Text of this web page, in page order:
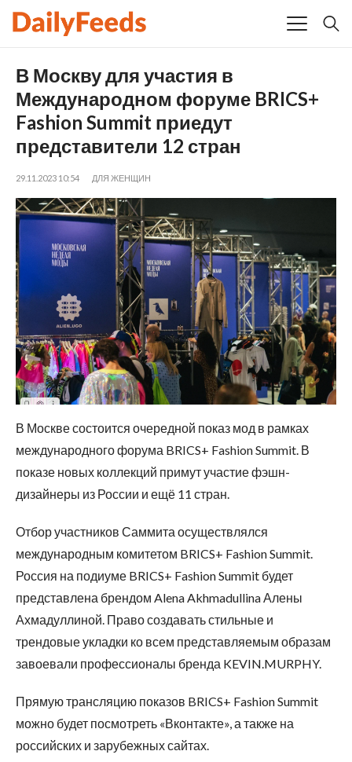
В Москву для участия в
Международном форуме BRICS+
Fashion Summit приедут
представители 12 стран
29.11.2023 10:54 ДЛЯ ЖЕНЩИН
В Москве состоится очередной показ мод в рамках
международного форума BRICS+ Fashion Summit. В
показе новых коллекций примут участие фэшн-
дизайнеры из России и ещё 11 стран.
Отбор участников Саммита осуществлялся
международным комитетом BRICS+ Fashion Summit.
Россия на подиуме BRICS+ Fashion Summit будет
представлена брендом Alena Akhmadullina Алены
Ахмадуллиной. Право создавать стильные и
трендовые укладки ко всем представляемым образам
завоевали профессионалы бренда KEVIN.MURPHY.
Прямую трансляцию показов BRICS+ Fashion Summit
можно будет посмотреть «Вконтакте», а также на
российских и зарубежных сайтах.